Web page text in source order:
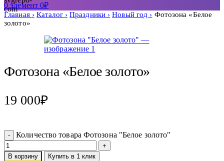
0элемент 0₽
Главная Каталог Праздники Новый год
Фотозона «Белое
золото»
Фотозона «Белое золото»
19 000₽
Количество товара Фотозона "Белое золото"
В корзину Купить в 1 клик